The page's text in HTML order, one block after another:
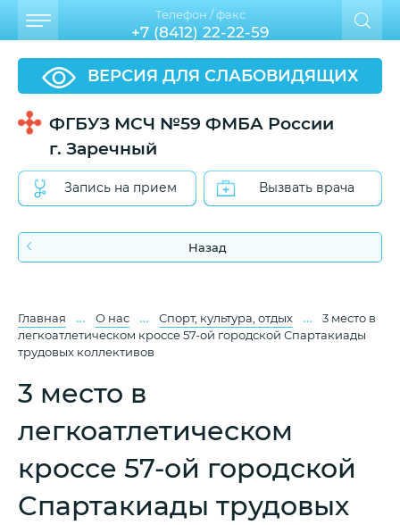
ВЕРСИЯ ДЛЯ СЛАБОВИДЯЩИХ
ФГБУЗ МСЧ №59 ФМБА России
г. Заречный
Запись на прием Вызвать врача
Телефон / факс
+7 (8412) 22-22-59
Назад
Главная … О нас … Спорт, культура, отдых …
3 место в
легкоатлетическом кроссе 57-ой городской Спартакиады
трудовых коллективов
3 место в
легкоатлетическом
кроссе 57-ой городской
Спартакиады трудовых